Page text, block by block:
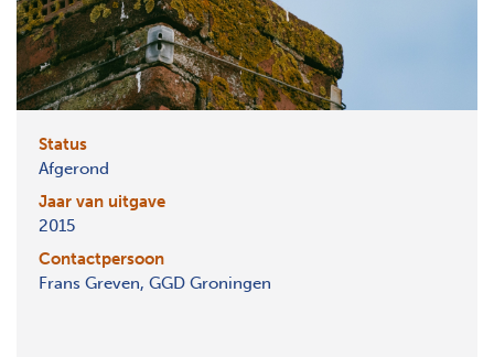
Status
Afgerond
Jaar van uitgave
2015
Contactpersoon
Frans Greven, GGD Groningen